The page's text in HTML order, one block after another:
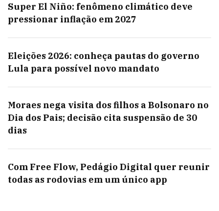
Super El Niño: fenômeno climático deve
pressionar inflação em 2027
Eleições 2026: conheça pautas do governo
Lula para possível novo mandato
Moraes nega visita dos filhos a Bolsonaro no
Dia dos Pais; decisão cita suspensão de 30
dias
Com Free Flow, Pedágio Digital quer reunir
todas as rodovias em um único app